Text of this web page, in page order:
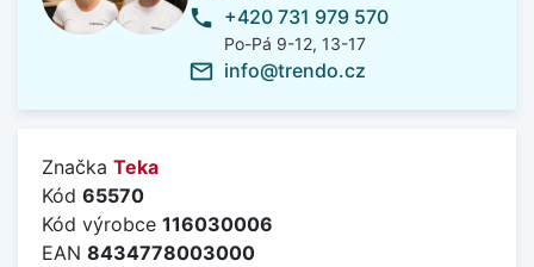
phone +420 731 979 570
Po-Pá 9-12, 13-17
mail_outline info@trendo.cz
Značka Teka
Kód 65570
Kód výrobce 116030006
EAN 8434778003000